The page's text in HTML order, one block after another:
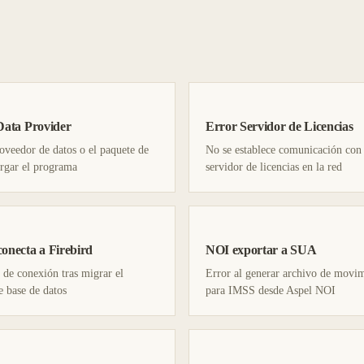
Provider
de datos o el paquete de
el programa
Error Servidor de Licencias
No se establece comunicación
servidor de licencias en la red
a Firebird
de conexión tras migrar el
base de datos
NOI exportar a SUA
Error al generar archivo de
para IMSS desde Aspel NOI